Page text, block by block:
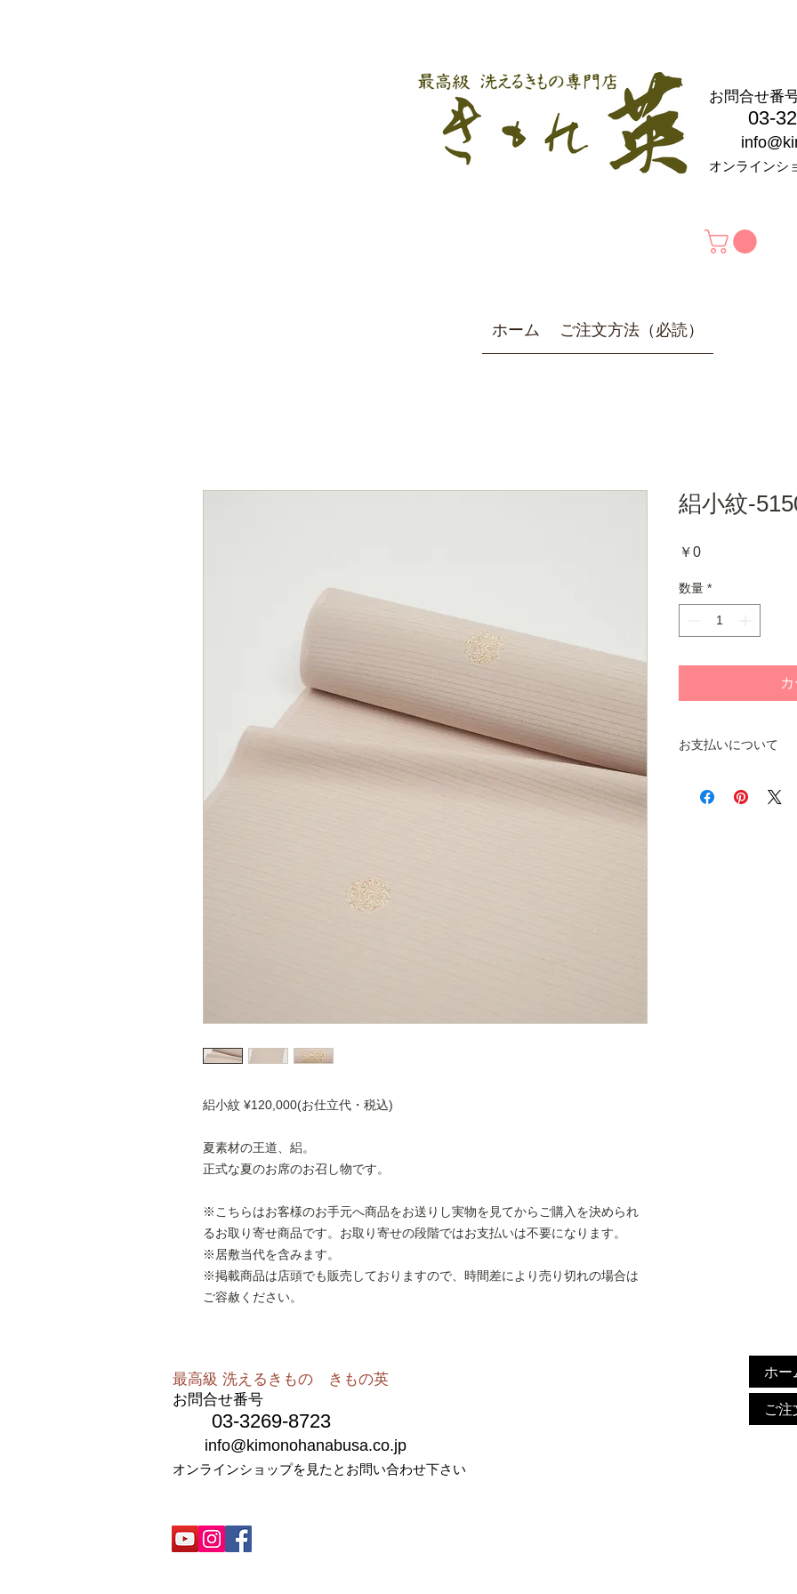
お問合せ番
03-
オンラインシ
ホーム ご注文方法（必読）
絽小紋 ¥120,000(お仕立代・税込)
夏素材の王道、絽。
正式な夏のお席のお召し物です。
※こちらはお客様のお手元へ商品をお送りし実物を見てからご購入を決められ
るお取り寄せ商品です。お取り寄せの段階ではお支払いは不要になります。
※居敷当代を含みます。
※掲載商品は店頭でも販売しておりますので、時間差により売り切れの場合は
ご容赦ください。
絽小紋-
￥0価
数量 *
お支払いについて
ご注文いただくシ
最高級 洗えるきもの きもの英​​
お問合せ番号
03-3269-8723
info@kimonohanabusa.co.jp
オンラインショップを見たとお問い合わせ下さい
ホー
ご注